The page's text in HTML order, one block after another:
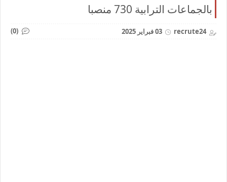
بالجماعات الترابية 730 منصبا
recrute24 03 فبراير 2025 (0)